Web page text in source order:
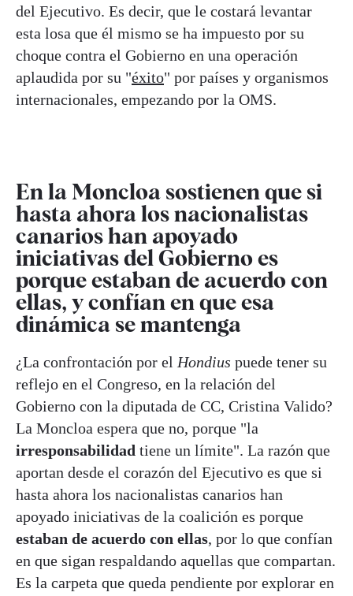
del Ejecutivo. Es decir, que le costará levantar
esta losa que él mismo se ha impuesto por su
choque contra el Gobierno en una operación
aplaudida por su "éxito" por países y organismos
internacionales, empezando por la OMS.
En la Moncloa sostienen que si
hasta ahora los nacionalistas
canarios han apoyado
iniciativas del Gobierno es
porque estaban de acuerdo con
ellas, y confían en que esa
dinámica se mantenga
¿La confrontación por el Hondius puede tener su
reflejo en el Congreso, en la relación del
Gobierno con la diputada de CC, Cristina Valido?
La Moncloa espera que no, porque "la
irresponsabilidad tiene un límite". La razón que
aportan desde el corazón del Ejecutivo es que si
hasta ahora los nacionalistas canarios han
apoyado iniciativas de la coalición es porque
estaban de acuerdo con ellas, por lo que confían
en que sigan respaldando aquellas que compartan.
Es la carpeta que queda pendiente por explorar en